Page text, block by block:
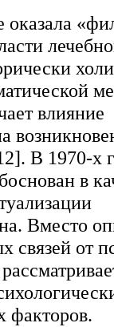
оказала
влияние
В 1970-х
в
Вместо
связей от
факторов.